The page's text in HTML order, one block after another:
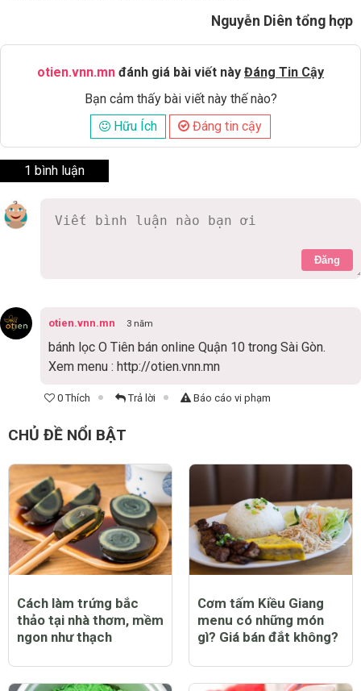
Nguyễn Diên tổng hợp
otien.vnn.mn đánh giá bài viết này Đáng Tin Cậy
Bạn cảm thấy bài viết này thế nào?
Hữu Ích
Đáng tin cậy
1 bình luận
Đăng
otien.vnn.mn 3 năm
bánh lọc O Tiên bán online Quận 10 trong Sài Gòn.
Xem menu : http://otien.vnn.mn
0 Thích Trả lời Báo cáo vi phạm
CHỦ ĐỀ NỔI BẬT
Cách làm trứng bắc
thảo tại nhà thơm, mềm
ngon như thạch
Cơm tấm Kiều Giang
menu có những món
gì? Giá bán đắt không?